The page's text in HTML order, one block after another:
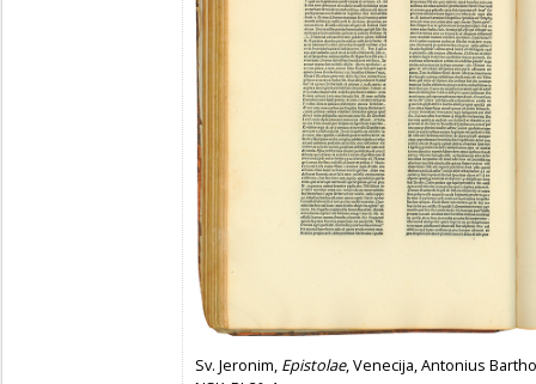
Sv. Jeronim, Epistolae, Venecija, Antonius